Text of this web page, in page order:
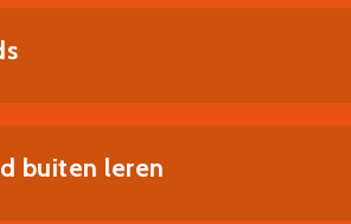
buiten leren